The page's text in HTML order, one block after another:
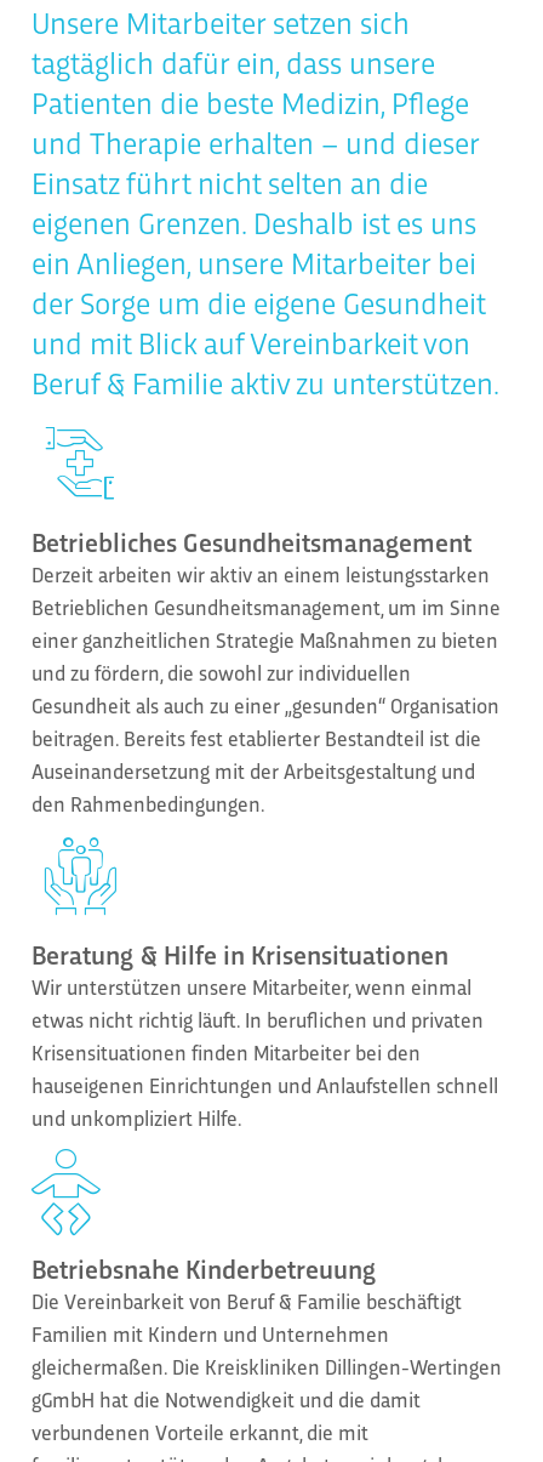
Unsere Mitarbeiter setzen sich
tagtäglich dafür ein, dass unsere
Patienten die beste Medizin, Pflege
und Therapie erhalten – und dieser
Einsatz führt nicht selten an die
eigenen Grenzen. Deshalb ist es uns
ein Anliegen, unsere Mitarbeiter bei
der Sorge um die eigene Gesundheit
und mit Blick auf Vereinbarkeit von
Beruf & Familie aktiv zu unterstützen.
Betriebliches Gesundheitsmanagement
Derzeit arbeiten wir aktiv an einem leistungsstarken
Betrieblichen Gesundheitsmanagement, um im Sinne
einer ganzheitlichen Strategie Maßnahmen zu bieten
und zu fördern, die sowohl zur individuellen
Gesundheit als auch zu einer „gesunden“ Organisation
beitragen. Bereits fest etablierter Bestandteil ist die
Auseinandersetzung mit der Arbeitsgestaltung und
den Rahmenbedingungen.
Beratung & Hilfe in Krisensituationen
Wir unterstützen unsere Mitarbeiter, wenn einmal
etwas nicht richtig läuft. In beruflichen und privaten
Krisensituationen finden Mitarbeiter bei den
hauseigenen Einrichtungen und Anlaufstellen schnell
und unkompliziert Hilfe.
Betriebsnahe Kinderbetreuung
Die Vereinbarkeit von Beruf & Familie beschäftigt
Familien mit Kindern und Unternehmen
gleichermaßen. Die Kreiskliniken Dillingen-Wertingen
gGmbH hat die Notwendigkeit und die damit
verbundenen Vorteile erkannt, die mit